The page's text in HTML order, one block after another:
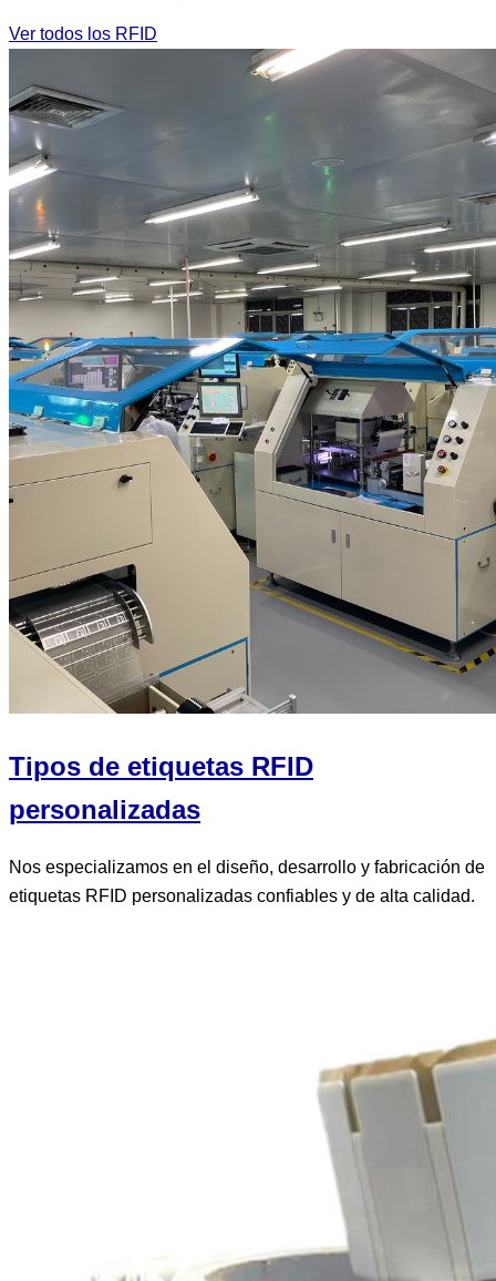
Ver todos los RFID
Tipos de etiquetas RFID
personalizadas
Nos especializamos en el diseño, desarrollo y fabricación de
etiquetas RFID personalizadas confiables y de alta calidad.